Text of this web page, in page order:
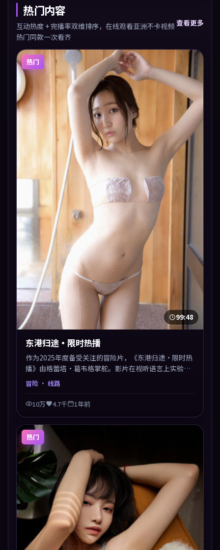
热门内容
互动热度 + 完播率双维排序，在线观看亚洲不卡视频
热门同款一次看齐
查看更多
热门
99:48
东港归途·限时热播
作为2025年度备受关注的冒险片，《东港归途·限时热
播》由格蕾塔·葛韦格掌舵。影片在视听语言上实验性
与可看性兼顾，人物关系错综复杂，后劲十足。美术与
服化还原年代质感，细节经得起暂停回看。
冒险 · 线路
10万 4.7千 1年前
热门